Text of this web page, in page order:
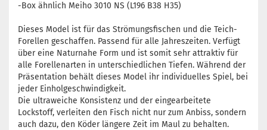
-Box ähnlich Meiho 3010 NS (L196 B38 H35)
Dieses Model ist für das Strömungsfischen und die Teich-
Forellen geschaffen. Passend für alle Jahreszeiten. Verfügt
über eine Naturnahe Form und ist somit sehr attraktiv für
alle Forellenarten in unterschiedlichen Tiefen. Während der
Präsentation behält dieses Model ihr individuelles Spiel, bei
jeder Einholgeschwindigkeit.
Die ultraweiche Konsistenz und der eingearbeitete
Lockstoff, verleiten den Fisch nicht nur zum Anbiss, sondern
auch dazu, den Köder längere Zeit im Maul zu behalten.